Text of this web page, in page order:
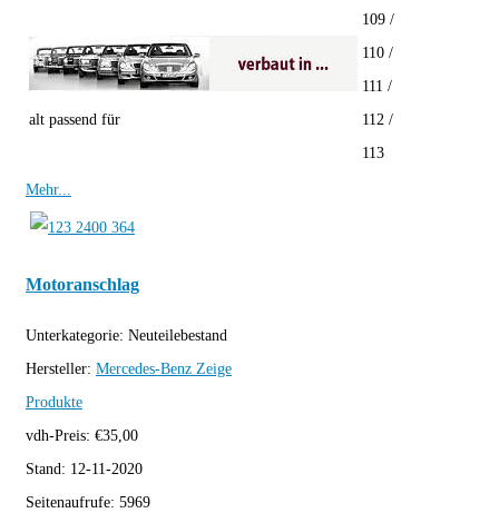
alt passend für
109 /
110 /
111 /
112 /
113
Mehr...
Motoranschlag
Unterkategorie: Neuteilebestand
Hersteller: Mercedes-Benz Zeige
Produkte
vdh-Preis: €35,00
Stand: 12-11-2020
Seitenaufrufe: 5969